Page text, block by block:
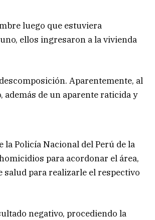
luego que estuviera
ellos ingresaron a la vivienda
Aparentemente, al
de un aparente raticida y
Policía Nacional del Perú de la
para acordonar el área,
salud para realizarle el respectivo
negativo, procediendo la